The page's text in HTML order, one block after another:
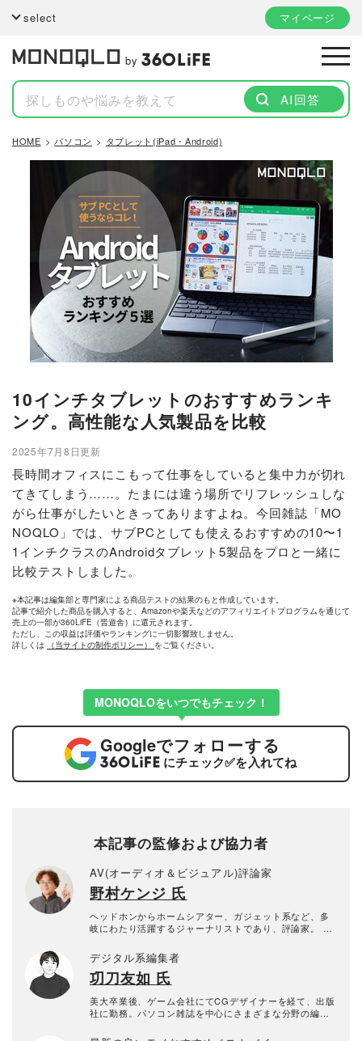
select マイページ
by
AI回答
HOME パソコン タブレット(iPad・Android)
10インチタブレットのおすすめランキ
ング。高性能な人気製品を比較
2025年7月8日更新
長時間オフィスにこもって仕事をしていると集中力が切れ
てきてしまう……。たまには違う場所でリフレッシュしな
がら仕事がしたいときってありますよね。今回雑誌「MO
NOQLO」では、サブPCとしても使えるおすすめの10〜1
1インチクラスのAndroidタブレット5製品をプロと一緒に
比較テストしました。
※本記事は編集部と専門家による商品テストの結果のもと作成しています。
記事で紹介した商品を購入すると、Amazonや楽天などのアフィリエイトプログラムを通じて
売上の一部が360LiFE（晋遊舎）に還元されます。
ただし、この収益は評価やランキングに一切影響致しません。
詳しくは
（当サイトの制作ポリシー） をご覧ください。
MONOQLOをいつでもチェック！
Googleでフォローする
にチェック✅を入れてね
本記事の監修および協力者
AV(オーディオ＆ビジュアル)評論家
野村ケンジ 氏
ヘッドホンからホームシアター、ガジェット系など、多
岐にわたり活躍するジャーナリストであり、評論家。 特
主軸に、VGPライフスタイル審査委員やヘッドフォンブ
ック・アワード審査員として年間300製品以上の新製品を
10年以上にわたり試聴し続けている。 専門誌やWEBメデ
ィアへのレビュー記事執筆に加え、TBSテレビ『開運音
楽堂』やFMラジオ『ふわっと』に出演歴があり、YouTu
be「ノムケンLabチャンネル」運営やイベント主催な
デジタル系編集者
㓛刀友如 氏
美大卒業後、ゲーム会社にてCGデザイナーを経て、出版
社に勤務。パソコン雑誌を中心にさまざまな分野の編集
誌などの編集を行う。もともと理系で凝り性なところが